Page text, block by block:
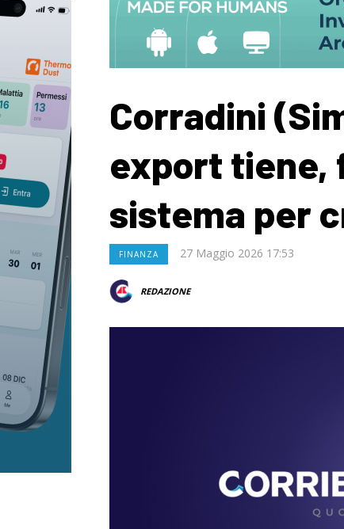
Corradini
export tiene,
sistema per
FINANZA 27 Maggio 2026 17:53
REDAZIONE